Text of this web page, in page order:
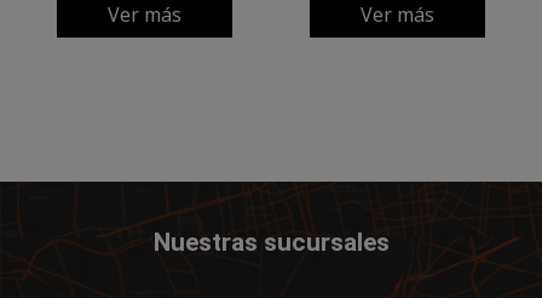
Ver más Ver más
Nuestras sucursales